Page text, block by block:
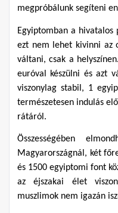
megpróbálunk segíteni
Egyiptomban a
ezt nem lehet kivinni az
váltani, csak a
euróval készülni és azt
viszonylag stabil, 1
természetesen indulás
rátáról.
Összességében
Magyarországnál, két
és 1500 egyiptomi font
az éjszakai élet
muszlimok nem igazán